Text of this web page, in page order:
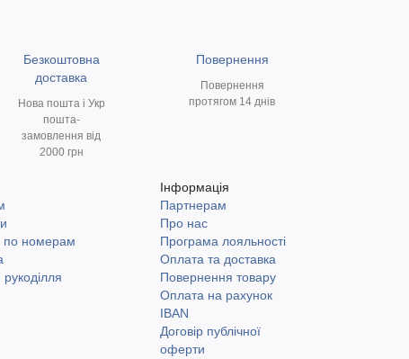
Безкоштовна
доставка
Нова пошта і Укр
пошта-
замовлення від
2000 грн
Повернення
Повернення
протягом 14 днів
по номерам
Інформація
Партнерам
Про нас
Програма лояльності
Оплата та доставка
Повернення товару
Оплата на рахунок
IBAN
Договір публічної
оферти